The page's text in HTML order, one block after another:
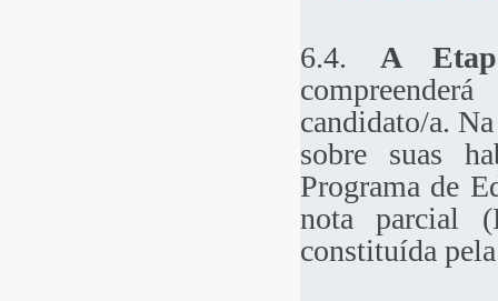
6.4. A
candidato/a.
sobre suas
Programa de
nota parcial
constituída